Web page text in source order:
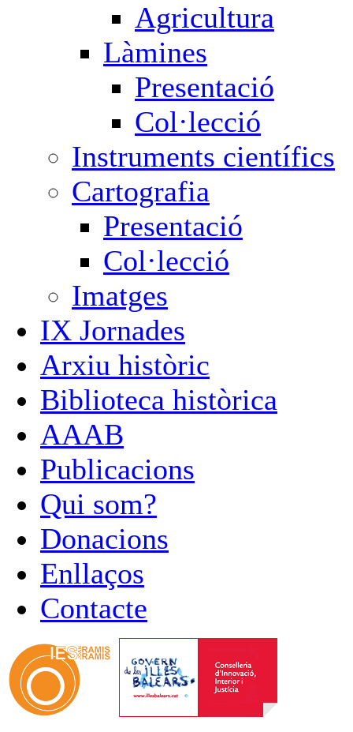
Agricultura
Làmines
Presentació
Col·lecció
Instruments científics
Cartografia
Presentació
Col·lecció
Imatges
IX Jornades
Arxiu històric
Biblioteca històrica
AAAB
Publicacions
Qui som?
Donacions
Enllaços
Contacte